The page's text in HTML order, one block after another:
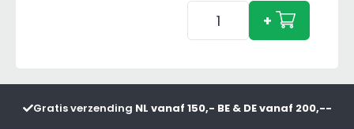
Adapter
aantal
+
Gratis verzending NL vanaf 150,- BE & DE vanaf 200,--